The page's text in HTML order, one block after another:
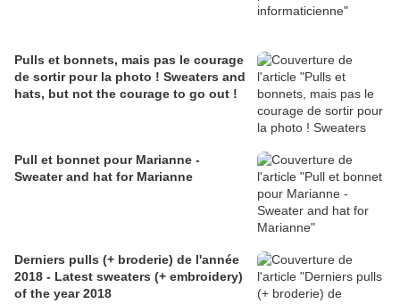
Pulls et bonnets, mais pas le courage
de sortir pour la photo ! Sweaters and
hats, but not the courage to go out !
Pull et bonnet pour Marianne -
Sweater and hat for Marianne
Derniers pulls (+ broderie) de l'année
2018 - Latest sweaters (+ embroidery)
of the year 2018